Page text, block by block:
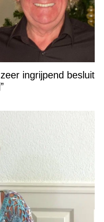
ingrijpend besluit